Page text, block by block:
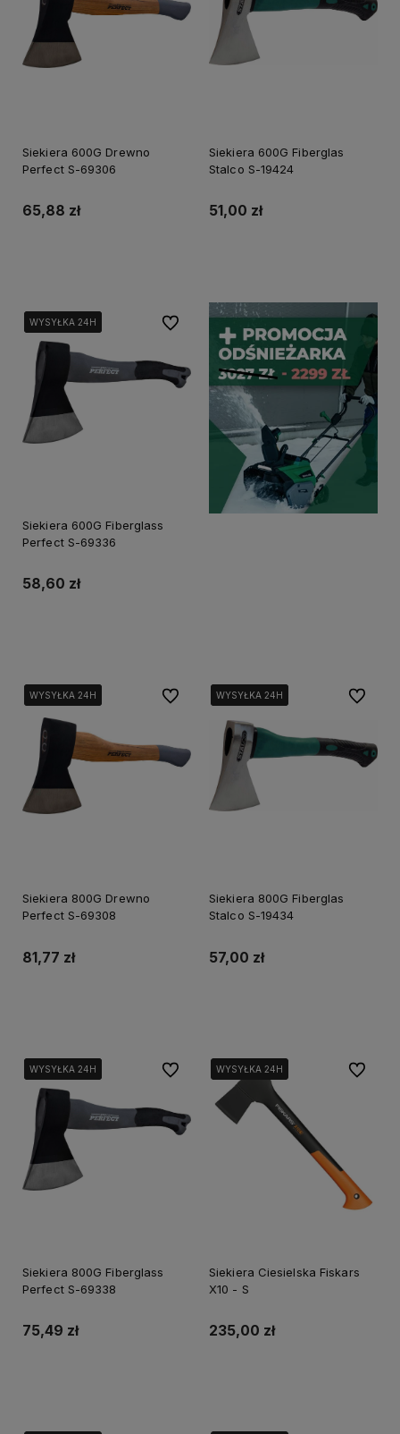
Siekiera 600G Drewno
Perfect S-69306
65,88 zł
Siekiera 600G Fiberglas
Stalco S-19424
51,00 zł
WYSYŁKA 24H
WYSYŁKA 24H
WYSYŁKA 24H
Siekiera 600G Fiberglass
Perfect S-69336
58,60 zł
Do ulubionych
WYSYŁKA 24H
WYSYŁKA 24H
WYSYŁKA 24H
Siekiera 800G Drewno
Perfect S-69308
81,77 zł
Do ulubionychWYSYŁKA 24H
WYSYŁKA 24H
WYSYŁKA 24H
Siekiera 800G Fiberglas
Stalco S-19434
57,00 zł
Do
WYSYŁKA 24H
WYSYŁKA 24H
WYSYŁKA 24H
Siekiera 800G Fiberglass
Perfect S-69338
75,49 zł
Do ulubionychWYSYŁKA 24H
WYSYŁKA 24H
Siekiera Ciesielska Fiskars
X10 - S
235,00 zł
Do